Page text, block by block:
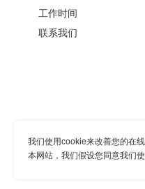
我们使用cookie来改善您的在
本网站，我们假设您同意我们使
工作时间
联系我们